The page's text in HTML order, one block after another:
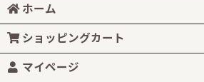
ホーム
ショッピングカート
マイページ